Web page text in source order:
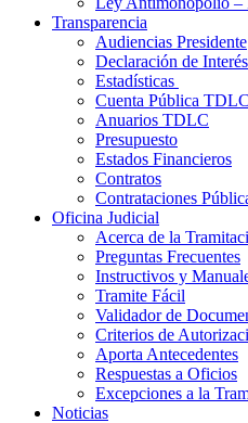
Transparencia
Audiencias Presidente
Declaración de
Estadísticas
Cuenta Pública TDLC
Anuarios TDLC
Presupuesto
Estados Financieros
Contratos
Contrataciones
Oficina Judicial
Acerca de la
Preguntas Frecuentes
Instructivos y
Tramite Fácil
Validador de
Criterios de
Aporta Antecedentes
Respuestas a Oficios
Excepciones a la
Noticias